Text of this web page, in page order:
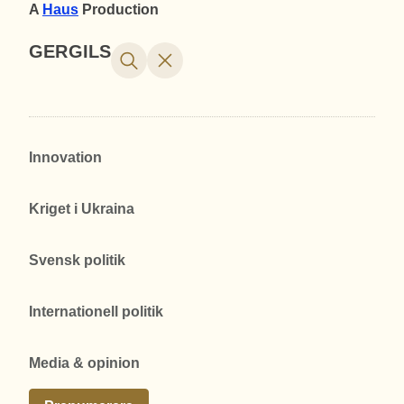
A Haus Production
GERGILS
Innovation
Kriget i Ukraina
Svensk politik
Internationell politik
Media & opinion